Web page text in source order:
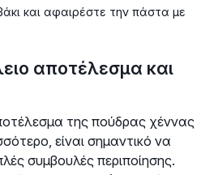
και αφαιρέστε την πάστα με
αποτέλεσμα και
της πούδρας χέννας
είναι σημαντικό να
συμβουλές περιποίησης.